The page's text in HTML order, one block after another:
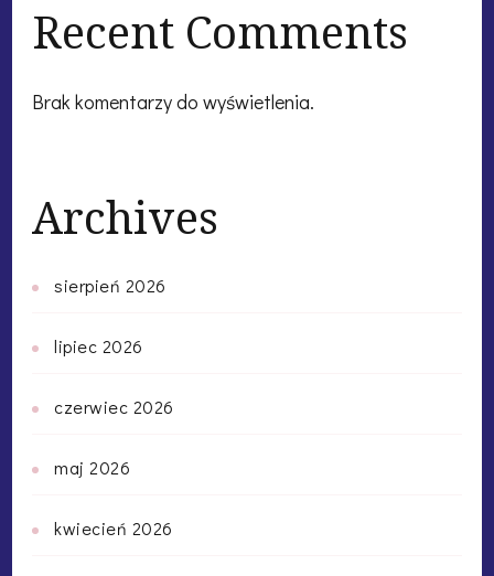
Recent Comments
Brak komentarzy do wyświetlenia.
Archives
sierpień 2026
lipiec 2026
czerwiec 2026
maj 2026
kwiecień 2026